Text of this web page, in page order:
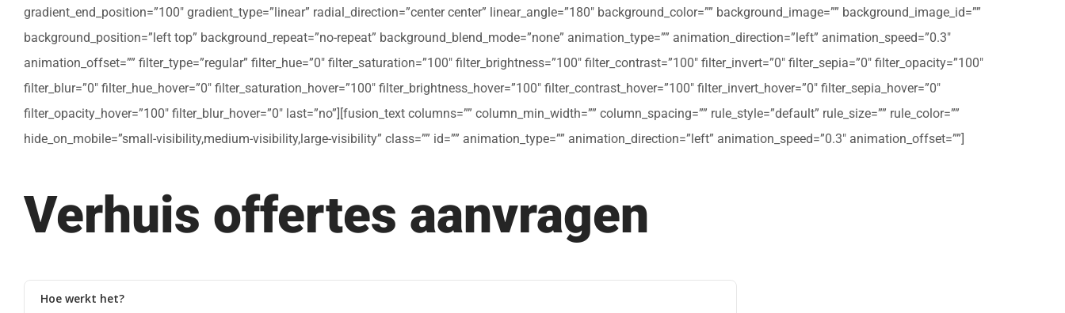
gradient_end_position=”100″ gradient_type=”linear” radial_direction=”center center” linear_angle=”180″ background_color=”” background_image=”” background_image_id=””
background_position=”left top” background_repeat=”no-repeat” background_blend_mode=”none” animation_type=”” animation_direction=”left” animation_speed=”0.3″
animation_offset=”” filter_type=”regular” filter_hue=”0″ filter_saturation=”100″ filter_brightness=”100″ filter_contrast=”100″ filter_invert=”0″ filter_sepia=”0″ filter_opacity=”100″
filter_blur=”0″ filter_hue_hover=”0″ filter_saturation_hover=”100″ filter_brightness_hover=”100″ filter_contrast_hover=”100″ filter_invert_hover=”0″ filter_sepia_hover=”0″
filter_opacity_hover=”100″ filter_blur_hover=”0″ last=”no”][fusion_text columns=”” column_min_width=”” column_spacing=”” rule_style=”default” rule_size=”” rule_color=””
hide_on_mobile=”small-visibility,medium-visibility,large-visibility” class=”” id=”” animation_type=”” animation_direction=”left” animation_speed=”0.3″ animation_offset=””]
Verhuis offertes aanvragen